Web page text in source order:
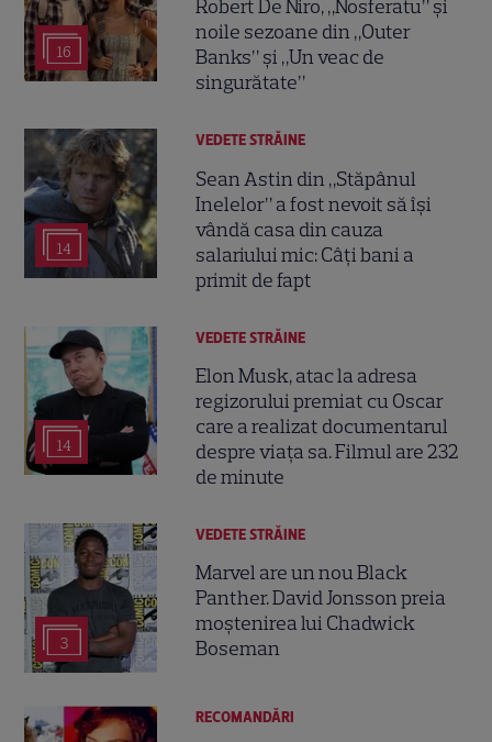
16
Robert De Niro, „Nosferatu” și
noile sezoane din „Outer
Banks” și „Un veac de
singurătate”
14
VEDETE STRĂINE
Sean Astin din „Stăpânul
Inelelor” a fost nevoit să își
vândă casa din cauza
salariului mic: Câți bani a
primit de fapt
14
VEDETE STRĂINE
Elon Musk, atac la adresa
regizorului premiat cu Oscar
care a realizat documentarul
despre viața sa. Filmul are 232
de minute
3
VEDETE STRĂINE
Marvel are un nou Black
Panther. David Jonsson preia
moștenirea lui Chadwick
Boseman
RECOMANDĂRI